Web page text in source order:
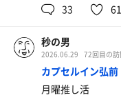
冷やしの第二弾
復帰戦はここで。
実は先週、職場の
腕と脚を蚊に刺さ
日もまだめちゃ
サウナで温まれ
②1枠1番(19時の
③3枠5番
④6枠11番
⑤3枠6番(リラッ
のに…ヅラを被っ
髪型だけじゃど
年…。
伸びた髪を分けた
小柄な青年はち
人はこれを成長と
33 61
秒の男
2026.06.29 72回目の訪
カプセルイン弘
月曜推し活